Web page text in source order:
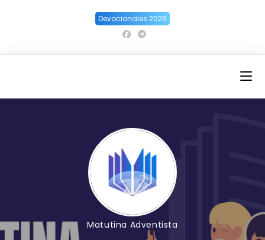
Devocionales 2026
Matutina Adventista